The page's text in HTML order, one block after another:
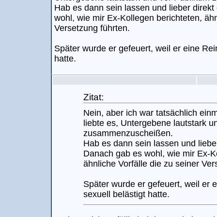
Hab es dann sein lassen und lieber
wohl, wie mir Ex-Kollegen berichteten,
Versetzung führten.
Später wurde er gefeuert, weil er eine
hatte.
Zitat:
Nein, aber ich war tatsächlich
liebte es, Untergebene lautstark
zusammenzuscheißen.
Hab es dann sein lassen und
Danach gab es wohl, wie mir Ex-
ähnliche Vorfälle die zu seiner
Später wurde er gefeuert, weil er
sexuell belästigt hatte.